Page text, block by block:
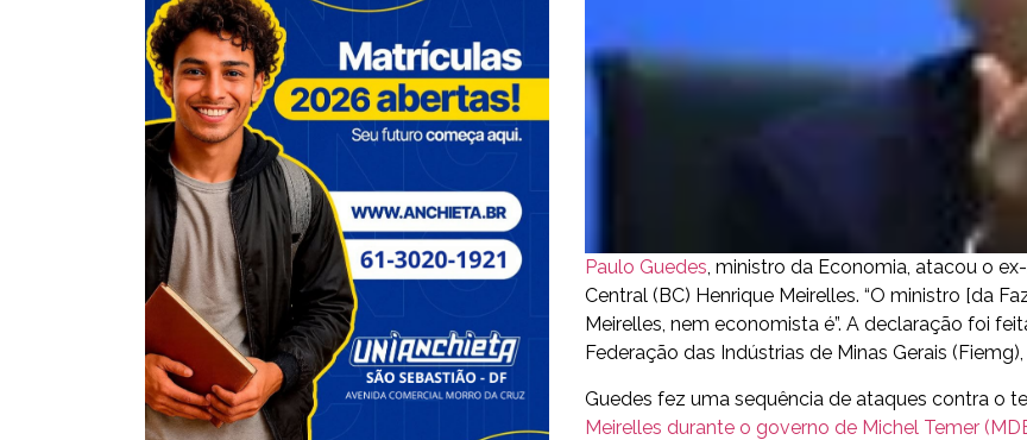
Paulo Guedes, ministro da Economia, atacou o
Central (BC) Henrique Meirelles. “O ministro [da
Meirelles, nem economista é”. A declaração foi
Federação das Indústrias de Minas Gerais
Guedes fez uma sequência de ataques contra o
Meirelles durante o governo de Michel Temer